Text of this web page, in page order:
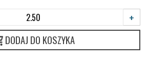
+
DODAJ DO KOSZYKA